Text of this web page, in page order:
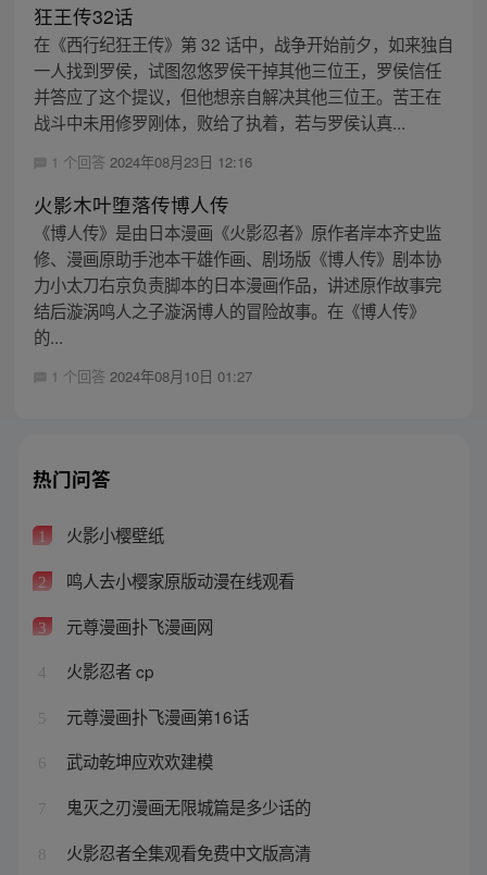
狂王传32话
在《西行纪狂王传》第 32 话中，战争开始前夕，如来独自
一人找到罗侯，试图忽悠罗侯干掉其他三位王，罗侯信任
并答应了这个提议，但他想亲自解决其他三位王。苦王在
战斗中未用修罗刚体，败给了执着，若与罗侯认真...
1 个回答 2024年08月23日 12:16
火影木叶堕落传博人传
《博人传》是由日本漫画《火影忍者》原作者岸本齐史监
修、漫画原助手池本干雄作画、剧场版《博人传》剧本协
力小太刀右京负责脚本的日本漫画作品，讲述原作故事完
结后漩涡鸣人之子漩涡博人的冒险故事。在《博人传》
的...
1 个回答 2024年08月10日 01:27
热门问答
1 火影小樱壁纸
2 鸣人去小樱家原版动漫在线观看
3 元尊漫画扑飞漫画网
4 火影忍者 cp
5 元尊漫画扑飞漫画第16话
6 武动乾坤应欢欢建模
7 鬼灭之刃漫画无限城篇是多少话的
8 火影忍者全集观看免费中文版高清